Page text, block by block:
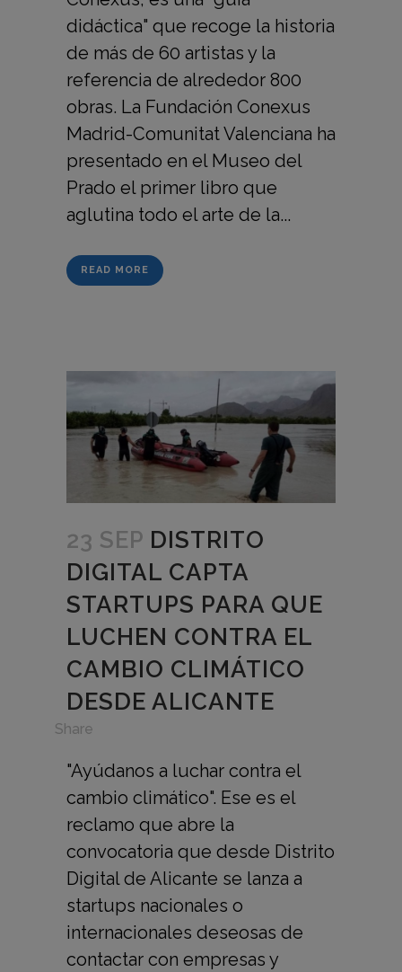
didáctica" que recoge la historia
de más de 60 artistas y la
referencia de alrededor 800
obras. La Fundación Conexus
Madrid-Comunitat Valenciana ha
presentado en el Museo del
Prado el primer libro que
aglutina todo el arte de la...
READ MORE
23 SEP DISTRITO
DIGITAL CAPTA
STARTUPS PARA QUE
LUCHEN CONTRA EL
CAMBIO CLIMÁTICO
DESDE ALICANTE
Share
"Ayúdanos a luchar contra el
cambio climático". Ese es el
reclamo que abre la
convocatoria que desde Distrito
Digital de Alicante se lanza a
startups nacionales o
internacionales deseosas de
contactar con empresas y